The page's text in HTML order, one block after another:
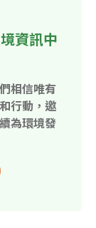
資訊中
相信唯有
行動，邀
為環境發